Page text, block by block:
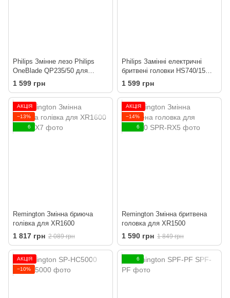
Philips Змінне лезо Philips
OneBlade QP235/50 для
надчутливої шкіри 3 шт
1 599 грн
Philips Замінні електричні
бритвені головки HS740/15
Blade Refill
1 599 грн
АКЦІЯ
−13%
6
Remington Змінна бриюча
голівка для XR1600
1 817 грн 2 089 грн
АКЦІЯ
−14%
6
Remington Змінна бритвена
головка для XR1500
1 590 грн 1 849 грн
АКЦІЯ
−10%
6